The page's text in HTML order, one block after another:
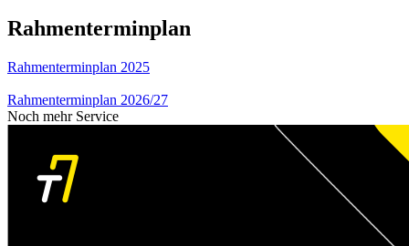
Rahmenterminplan
Rahmenterminplan 2025
Rahmenterminplan 2026/27
Noch mehr Service